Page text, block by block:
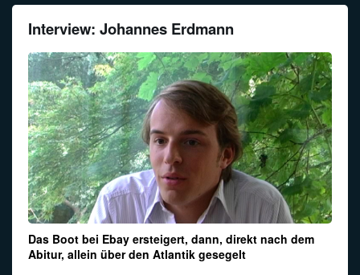
Interview: Johannes Erdmann
Das Boot bei Ebay ersteigert, dann, direkt nach dem
Abitur, allein über den Atlantik gesegelt